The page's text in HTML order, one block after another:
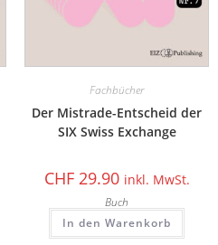
Fachbücher
Der Mistrade-Entscheid der
SIX Swiss Exchange
CHF29.90 inkl. MwSt.
Buch
In den Warenkorb